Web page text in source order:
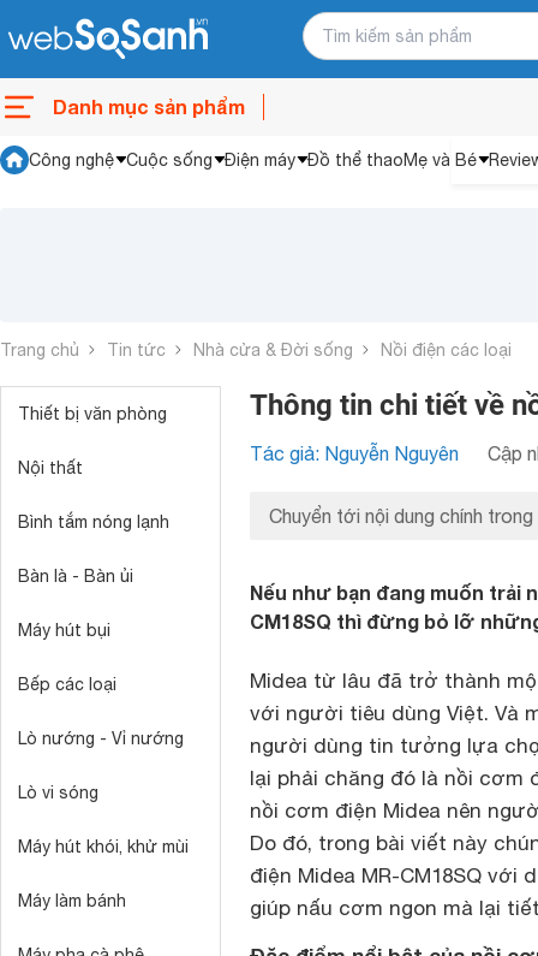
Danh mục sản phẩm
Công nghệ Cuộc sống Điện máy Đồ thể thaoMẹ và Bé
Trang chủ Tin tức Nhà cửa & Đời sống Nồi điện các loại
Thiết bị văn phòng
Nội thất
Bình tắm nóng lạnh
Bàn là - Bàn ủi
Máy hút bụi
Bếp các loại
Lò nướng - Vỉ nướng
Lò vi sóng
Máy hút khói, khử mùi
Máy làm bánh
Thông tin chi tiết về
Tác giả: Nguyễn Nguyên Cập
Chuyển tới nội dung chính trong
Nếu như bạn đang muốn trải
CM18SQ thì đừng bỏ lỡ
Midea từ lâu đã trở thành
với người tiêu dùng Việt. Và
người dùng tin tưởng lựa
lại phải chăng đó là nồi cơm
nồi cơm điện Midea nên
Do đó, trong bài viết này
điện Midea MR-CM18SQ
giúp nấu cơm ngon mà lại